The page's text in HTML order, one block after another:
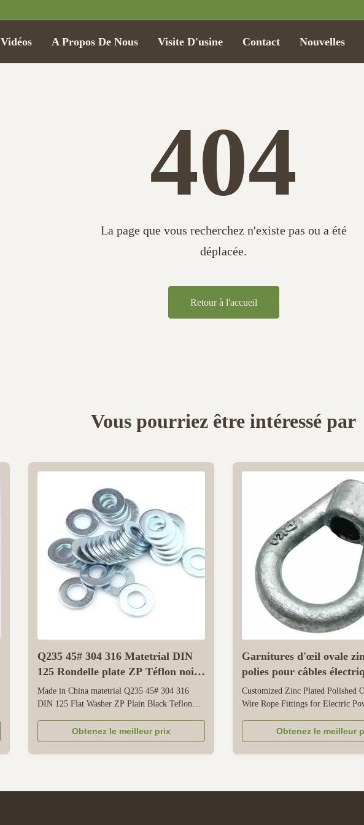
Vidéos A Propos De Nous Visite D'usine Contact Nouvelles
404
La page que vous recherchez n'existe pas ou a été
déplacée.
Retour à l'accueil
Vous pourriez être intéressé par
Q235 45# 304 316 Matetrial DIN
125 Rondelle plate ZP Téflon noir
uni
Made in China matetrial Q235 45# 304 316
DIN 125 Flat Washer ZP Plain Black Teflon
Steel measurement system INCH, Metric
Thread Type standard thread place of origin
Zhejiang, China brand name XC model number
Obtenez le meilleur prix
Garnitures d'œil ovale
polies pour câbles
Customized Zinc Plated Polished
Wire Rope Fittings for Electric
exclusively for electric power
securing, and routing. It offers full
customization—from oval eye size
Obtenez le meilleur